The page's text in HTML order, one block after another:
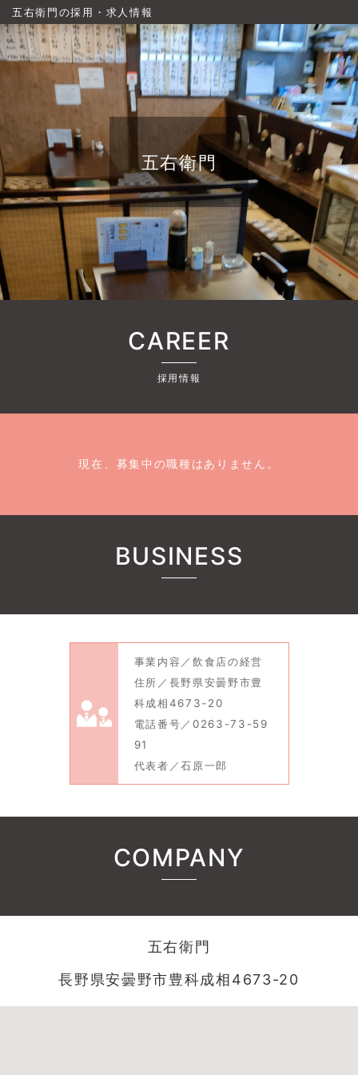
五右衛門の採用・求人情報
五右衛門
CAREER
採用情報
現在、募集中の職種はありません。
BUSINESS
事業内容／飲食店の経営
住所／長野県安曇野市豊
科成相4673-20
電話番号／0263-73-59
91
代表者／石原一郎
COMPANY
五右衛門
長野県安曇野市豊科成相4673-20